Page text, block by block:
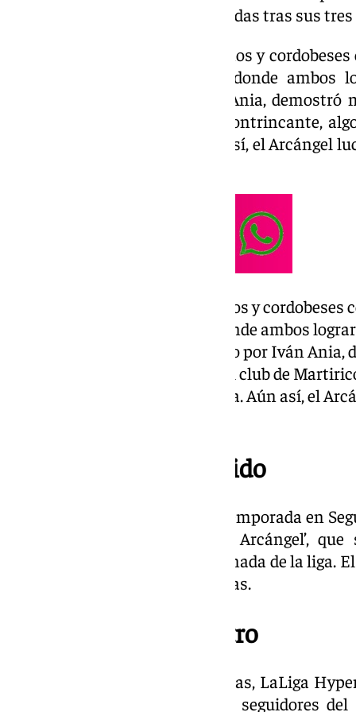
acabar así con las dudas generadas tras sus
La pasada campaña, malagueños y
categoría del fútbol español, donde ambos
Córdoba, entrenado por Iván Ania,
futbolísticos que su próximo contrincante,
en la presente campaña. Aún así, el Arcángel
La pasada campaña, malagueños y
categoría del fútbol español, donde ambos
momento el Córdoba, entrenado por Iván
argumentos futbolísticos que el club de
realizar en la presente campaña. Aún así, el
Fecha y hora del partido
de la temporada en
Nuevo Estadio Municipal ‘El Arcángel’,
correspondiente a la cuarta jornada de la liga.
7 de septiembre, a las 21.00 horas.
Dónde ver el encuentro
A diferencia de otras temporadas, LaLiga
de múltiples dispositivos. Los seguidores